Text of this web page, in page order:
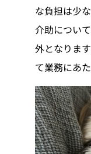
な負担は少
介助につい
外となりま
て業務にあ